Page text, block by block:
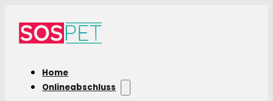
Home
Onlineabschluss